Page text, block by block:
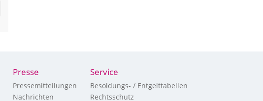
Presse
Pressemitteilungen
Nachrichten
Service
Besoldungs- / Entgelttabellen
Rechtsschutz